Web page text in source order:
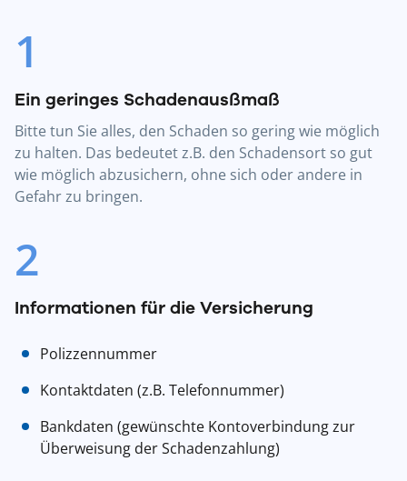
1
Ein geringes Schadenausßmaß
Bitte tun Sie alles, den Schaden so gering wie möglich
zu halten. Das bedeutet z.B. den Schadensort so gut
wie möglich abzusichern, ohne sich oder andere in
Gefahr zu bringen.
2
Informationen für die Versicherung
Polizzennummer
Kontaktdaten (z.B. Telefonnummer)
Bankdaten (gewünschte Kontoverbindung zur
Überweisung der Schadenzahlung)